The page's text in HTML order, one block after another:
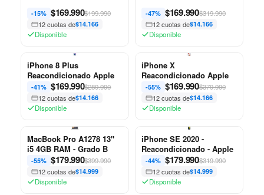
-15% $169.990$199.990
12 cuotas de$14.166
Disponible
-47% $169.990$319.990
12 cuotas de$14.166
Disponible
iPhone 8 Plus
Reacondicionado Apple
-41% $169.990$289.990
12 cuotas de$14.166
Disponible
iPhone X
Reacondicionado Apple
-55% $169.990$379.990
12 cuotas de$14.166
Disponible
MacBook Pro A1278 13"
i5 4GB RAM - Grado B
-55% $179.990$399.990
12 cuotas de$14.999
Disponible
iPhone SE 2020 -
Reacondicionado - Apple
-44% $179.990$319.990
12 cuotas de$14.999
Disponible